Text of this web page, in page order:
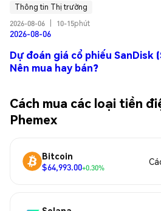
Thông tin Thị trường
2026-08-06
10-15phút
2026-08-06
Dự đoán giá cổ phiếu SanDisk
Nên mua hay bán?
Cách mua các loại tiền
Phemex
Bitcoin
$64,993.00+0.30%